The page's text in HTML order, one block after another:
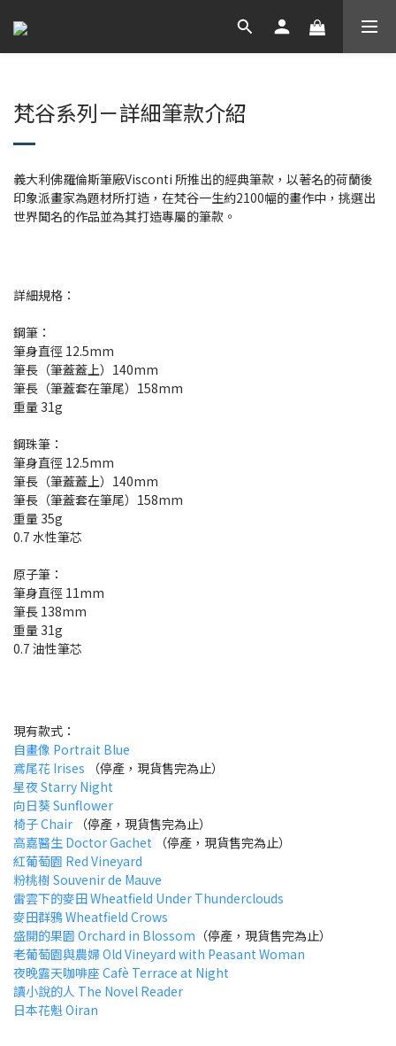
梵谷系列－詳細筆款介紹
義大利佛羅倫斯筆廠Visconti 所推出的經典筆款，以著名的荷蘭後
印象派畫家為題材所打造，在梵谷一生約2100幅的畫作中，挑選出
世界聞名的作品並為其打造專屬的筆款。
詳細規格：
鋼筆：
筆身直徑 12.5mm
筆長（筆蓋蓋上）140mm
筆長（筆蓋套在筆尾）158mm
重量 31g
鋼珠筆：
筆身直徑 12.5mm
筆長（筆蓋蓋上）140mm
筆長（筆蓋套在筆尾）158mm
重量 35g
0.7 水性筆芯
原子筆：
筆身直徑 11mm
筆長 138mm
重量 31g
0.7 油性筆芯
現有款式：
自畫像 Portrait Blue
鳶尾花 Irises （停產，現貨售完為止）
星夜 Starry Night
向日葵 Sunflower
椅子 Chair
（停產，現貨售完為止）
高嘉醫生 Doctor Gachet （停產，現貨售完為止）
紅葡萄園 Red Vineyard
粉桃樹 Souvenir de Mauve
雷雲下的麥田 Wheatfield Under Thunderclouds
麥田群鴉 Wheatfield Crows
盛開的果園 Orchard in Blossom （停產，現貨售完為止）
老葡萄園與農婦 Old Vineyard with Peasant Woman
夜晚露天咖啡座 Cafè Terrace at Night
讀小說的人 The Novel Reader
日本花魁 Oiran